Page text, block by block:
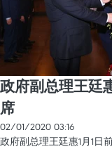
政府副总理王廷
席
02/01/2020 03:16
政府副总理王廷惠1月1日